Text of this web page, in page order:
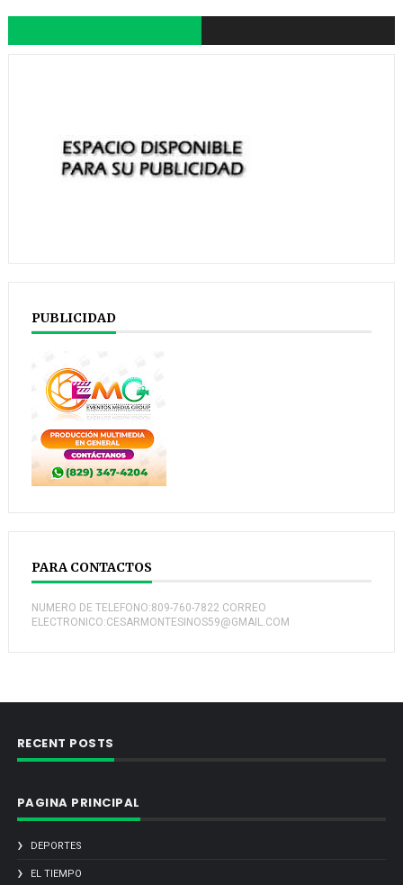
PUBLICIDAD
PARA CONTACTOS
NUMERO DE TELEFONO:809-760-7822 CORREO
ELECTRONICO:CESARMONTESINOS59@GMAIL.COM
RECENT POSTS
PAGINA PRINCIPAL
DEPORTES
EL TIEMPO